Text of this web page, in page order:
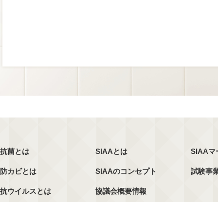
抗菌とは
防カビとは
抗ウイルスとは
SIAAとは
SIAAのコンセプト
協議会概要情報
SIAAマ
試験事